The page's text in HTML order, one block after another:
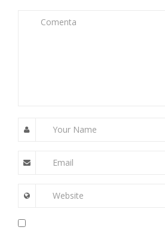
Comenta
Your Name
Email
Website